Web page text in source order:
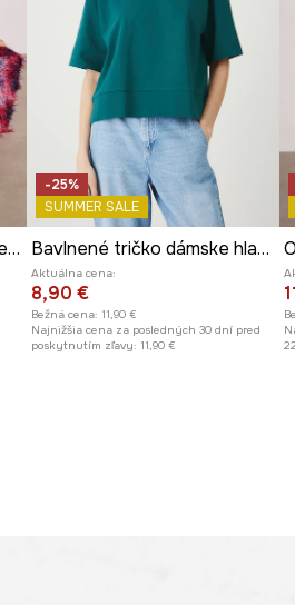
Tričko dámske bavlnené s elastanom z kolekcie Kit Mizeres x Medicine
-25%
SUMMER SALE
Bavlnené tričko dámske hladký
Aktuálna cena:
8,90 €
Bežná cena: 11,90 €
Najnižšia cena za posledných 30 dní pred
poskytnutím zľavy: 11,90 €